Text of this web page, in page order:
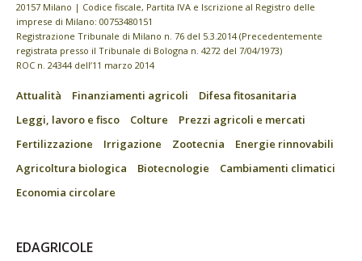
20157 Milano | Codice fiscale, Partita IVA e Iscrizione al Registro delle
imprese di Milano: 00753480151
Registrazione Tribunale di Milano n. 76 del 5.3.2014 (Precedentemente
registrata presso il Tribunale di Bologna n. 4272 del 7/04/1973)
ROC n. 24344 dell’11 marzo 2014
Attualità Finanziamenti agricoli
Difesa fitosanitaria
Leggi, lavoro e fisco
Colture
Prezzi agricoli e mercati
Fertilizzazione
Irrigazione Zootecnia
Energie rinnovabili
Agricoltura biologica
Biotecnologie
Cambiamenti climatici
Economia circolare
EDAGRICOLE